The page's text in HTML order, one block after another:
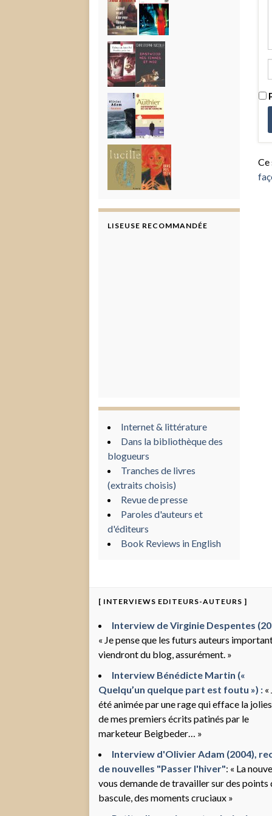
Ce
LISEUSE RECOMMANDÉE
Internet & littérature
Dans la bibliothèque des
blogueurs
Tranches de livres
(extraits choisis)
Revue de presse
Paroles d'auteurs et
d'éditeurs
Book Reviews in English
[ INTERVIEWS EDITEURS-AUTEURS ]
Interview de Virginie Despentes
« Je pense que les futurs auteurs
viendront du blog, assurément. »
Interview Bénédicte Martin («
Quelqu’un quelque part est foutu ») : «
été animée par une rage qui efface la
de mes premiers écrits patinés par le
marketeur Beigbeder… »
Interview d'Olivier Adam (2004),
de nouvelles "Passer l'hiver": « La
vous demande de travailler sur des points
bascule, des moments cruciaux »